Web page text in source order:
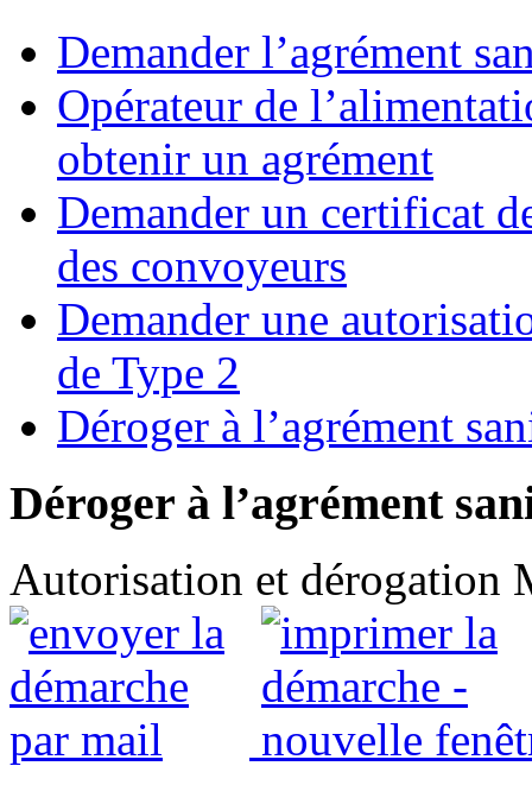
Demander l’agrément
Opérateur de
obtenir un agrément
Demander un certificat
des convoyeurs
Demander une
de Type 2
Déroger à l’agrément
Déroger à l’agrément
Autorisation et dérogation